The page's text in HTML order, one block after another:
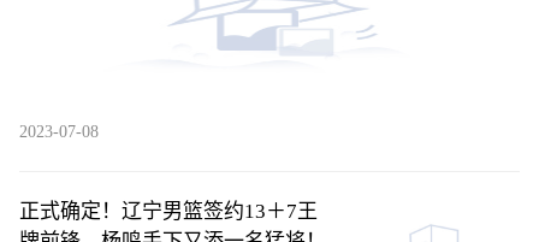
2023-07-08
正式确定！辽宁男篮签约13＋7王